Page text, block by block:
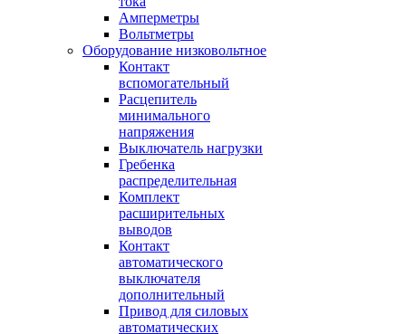
Амперметры
Вольтметры
Оборудование низковольтное
Контакт
вспомогательный
Расцепитель
минимального
напряжения
Выключатель нагрузки
Гребенка
распределительная
Комплект
расширительных
выводов
Контакт
автоматического
выключателя
дополнительный
Привод для силовых
автоматических